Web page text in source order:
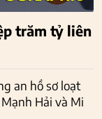
trăm tỷ liên
an hồ sơ loạt
Mạnh Hải và Mi